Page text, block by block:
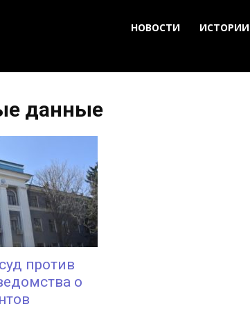
НОВОСТИ ИСТОРИИ
данные
против
о